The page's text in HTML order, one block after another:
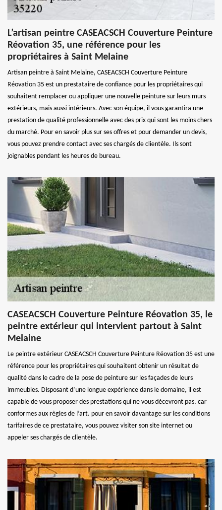
L’artisan peintre CASEACSCH Couverture Peinture
Réovation 35, une référence pour les
propriétaires à Saint Melaine
Artisan peintre à Saint Melaine, CASEACSCH Couverture Peinture
Réovation 35 est un prestataire de confiance pour les propriétaires qui
souhaitent remplacer ou appliquer une nouvelle peinture sur leurs murs
extérieurs, mais aussi intérieurs. Avec son équipe, il vous garantira une
prestation de qualité professionnelle avec des prix qui sont les moins chers
du marché. Pour en savoir plus sur ses offres et pour demander un devis,
vous pouvez prendre contact avec ses chargés de clientèle. Ils sont
joignables pendant les heures de bureau.
CASEACSCH Couverture Peinture Réovation 35, le
peintre extérieur qui intervient partout à Saint
Melaine
Le peintre extérieur CASEACSCH Couverture Peinture Réovation 35 est une
référence pour les propriétaires qui souhaitent obtenir un résultat de
qualité dans le cadre de la pose de peinture sur les façades de leurs
immeubles. Disposant d’une longue expérience dans le domaine, il est
capable de vous proposer des prestations qui ne vous décevront pas, car
conformes aux règles de l’art. pour en savoir davantage sur les conditions
tarifaires de ce prestataire, vous pouvez visiter son site internet ou
appeler ses chargés de clientèle.